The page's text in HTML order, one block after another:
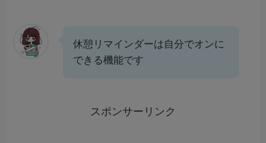
休憩リマインダーは自分でオンに
できる機能です
スポンサーリンク